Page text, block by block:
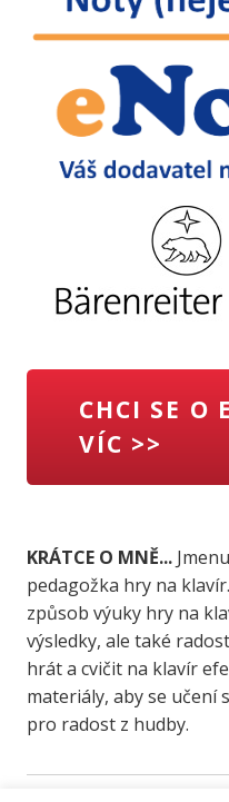
CHCI SE O
VÍC >>
KRÁTCE O MNĚ...
pedagožka hry na
způsob výuky hry na
výsledky, ale také
hrát a cvičit na klavír
materiály, aby se učení
pro radost z hudby.